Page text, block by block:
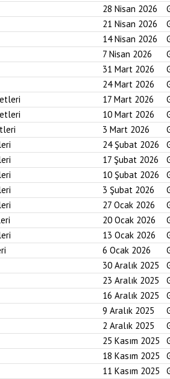
28 Nisan 2026
21 Nisan 2026
14 Nisan 2026
7 Nisan 2026
31 Mart 2026
24 Mart 2026
17 Mart 2026
10 Mart 2026
3 Mart 2026
24 Şubat 2026
17 Şubat 2026
10 Şubat 2026
3 Şubat 2026
27 Ocak 2026
20 Ocak 2026
13 Ocak 2026
6 Ocak 2026
30 Aralık 2025
23 Aralık 2025
16 Aralık 2025
9 Aralık 2025
2 Aralık 2025
25 Kasım 2025
18 Kasım 2025
11 Kasım 2025